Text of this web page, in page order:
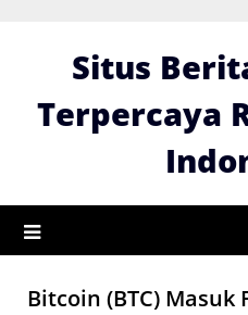
Situs
Terpercaya
Bitcoin (BTC) Masuk